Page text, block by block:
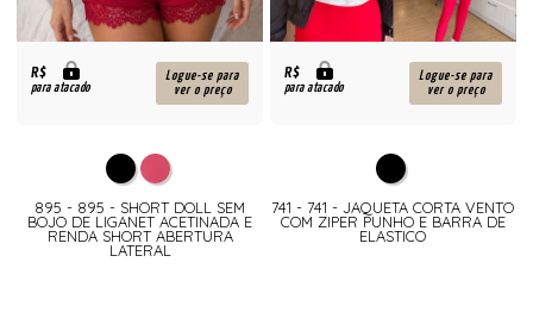
R$
para atacado
Logue-se para
ver o preço
895 - 895 - SHORT DOLL SEM
BOJO DE LIGANET ACETINADA E
RENDA SHORT ABERTURA
LATERAL
R$
para atacado
Logue-se para
ver o preço
741 - 741 - JAQUETA CORTA VENTO
COM ZIPER PUNHO E BARRA DE
ELASTICO